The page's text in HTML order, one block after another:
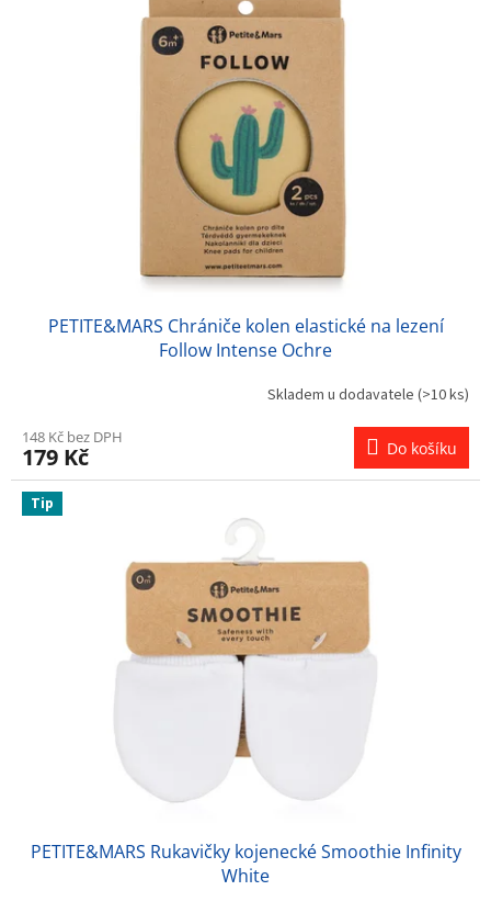
PETITE&MARS Chrániče kolen elastické na lezení
Follow Intense Ochre
Skladem u dodavatele (>10 ks)
148 Kč bez DPH
179 Kč Do košíku
Tip
PETITE&MARS Rukavičky kojenecké Smoothie Infinity
White